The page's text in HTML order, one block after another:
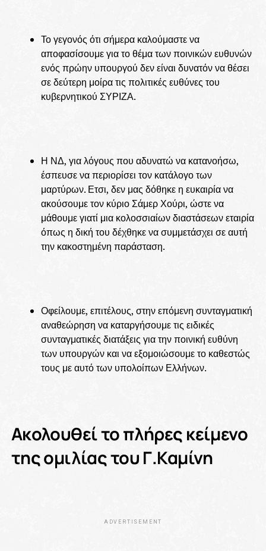
Το γεγονός ότι σήμερα καλούμαστε να
αποφασίσουμε για το θέμα των ποινικών ευθυνών
ενός πρώην υπουργού δεν είναι δυνατόν να θέσει
σε δεύτερη μοίρα τις πολιτικές ευθύνες του
κυβερνητικού ΣΥΡΙΖΑ.
Η ΝΔ, για λόγους που αδυνατώ να κατανοήσω,
έσπευσε να περιορίσει τον κατάλογο των
μαρτύρων. Ετσι, δεν μας δόθηκε η ευκαιρία να
ακούσουμε τον κύριο Σάμερ Χούρι, ώστε να
μάθουμε γιατί μια κολοσσιαίων διαστάσεων εταιρία
όπως η δική του δέχθηκε να συμμετάσχει σε αυτή
την κακοστημένη παράσταση.
Οφείλουμε, επιτέλους, στην επόμενη συνταγματική
αναθεώρηση να καταργήσουμε τις ειδικές
συνταγματικές διατάξεις για την ποινική ευθύνη
των υπουργών και να εξομοιώσουμε το καθεστώς
τους με αυτό των υπολοίπων Ελλήνων.
Ακολουθεί το πλήρες κείμενο
της ομιλίας του Γ.Καμίνη
ADVERTISEMENT